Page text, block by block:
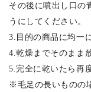
その後に噴出し口の
うにしてください。
3.目的の商品に均一
4.乾燥までそのまま
5.完全に乾いたら再
※毛足の長いものの